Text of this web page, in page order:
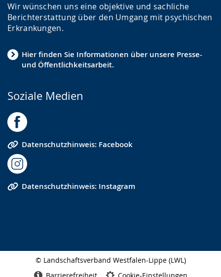
Wir wünschen uns eine objektive und sachliche
Berichterstattung über den Umgang mit psychischen
Erkrankungen.
Hier finden Sie Informationen über unsere Presse-
und Öffentlichkeitsarbeit.
Soziale Medien
Datenschutzhinweis: Facebook
Datenschutzhinweis: Instagram
© Landschaftsverband Westfalen-Lippe (LWL)